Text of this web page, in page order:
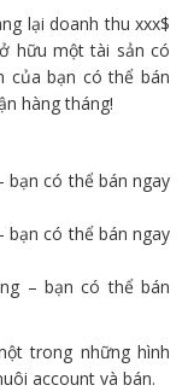
lại doanh thu xxx$
hữu một tài sản có
của bạn có thể bán
hàng tháng!
bạn có thể bán ngay
bạn có thể bán ngay
– bạn có thể bán
trong những hình
account và bán.